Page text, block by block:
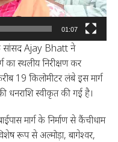
01:07
सांसद Ajay Bhatt ने
का स्थलीय निरीक्षण कर
19 किलोमीटर लंबे इस मार्ग
धनराशि स्वीकृत की गई है।
मार्ग के निर्माण से कैंचीधाम
रूप से अल्मोड़ा, बागेश्वर,